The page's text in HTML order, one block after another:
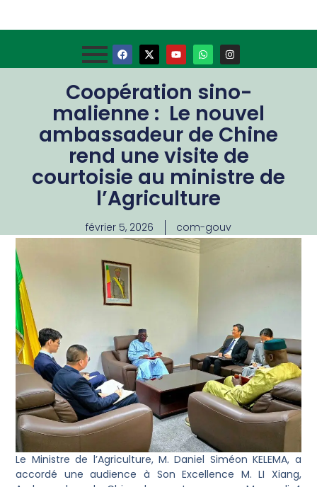
Coopération sino-
malienne : Le nouvel
ambassadeur de Chine
rend une visite de
courtoisie au ministre de
l’Agriculture
février 5, 2026 com-gouv
Le Ministre de l’Agriculture, M. Daniel Siméon KELEMA, a
accordé une audience à Son Excellence M. LI Xiang,